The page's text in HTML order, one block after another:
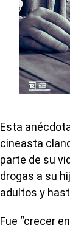
Esta
cineasta
parte de su
drogas a su
adultos y
Fue “crecer